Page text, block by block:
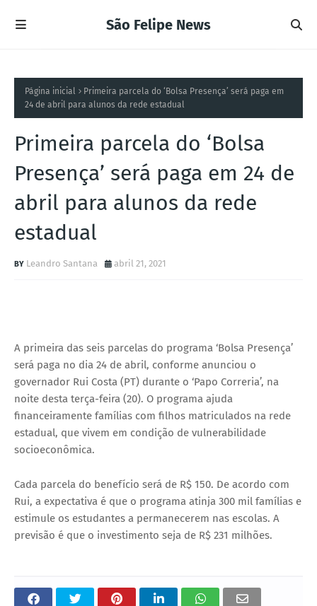
São Felipe News
Página inicial
Primeira parcela do ‘Bolsa Presença’ será paga em
24 de abril para alunos da rede estadual
Primeira parcela do ‘Bolsa
Presença’ será paga em 24 de
abril para alunos da rede
estadual
Leandro Santana abril 21, 2021
A primeira das seis parcelas do programa ‘Bolsa Presença’
será paga no dia 24 de abril, conforme anunciou o
governador Rui Costa (PT) durante o ‘Papo Correria’, na
noite desta terça-feira (20). O programa ajuda
financeiramente famílias com filhos matriculados na rede
estadual, que vivem em condição de vulnerabilidade
socioeconômica.
Cada parcela do benefício será de R$ 150. De acordo com
Rui, a expectativa é que o programa atinja 300 mil famílias e
estimule os estudantes a permanecerem nas escolas. A
previsão é que o investimento seja de R$ 231 milhões.